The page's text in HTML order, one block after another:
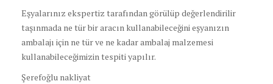
Eşyalarınız ekspertiz tarafından görülüp değerlendirilir
taşınmada ne tür bir aracın kullanabileceğini eşyanızın
ambalajı için ne tür ve ne kadar ambalaj malzemesi
kullanabileceğimizin tespiti yapılır.
Şerefoğlu nakliyat